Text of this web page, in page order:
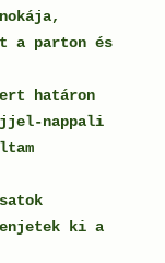
a parton és
határon
nappali
ki a